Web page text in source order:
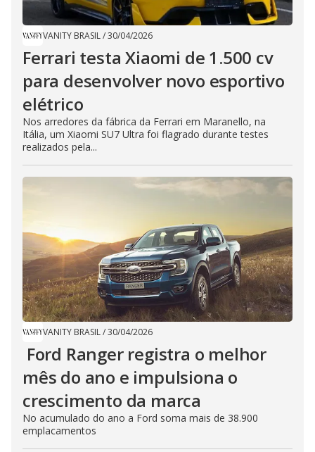
VANITY BRASIL/30/04/2026
Ferrari testa Xiaomi de 1.500 cv
para desenvolver novo esportivo
elétrico
Nos arredores da fábrica da Ferrari em Maranello, na
Itália, um Xiaomi SU7 Ultra foi flagrado durante testes
realizados pela...
VANITY BRASIL/30/04/2026
Ford Ranger registra o melhor
mês do ano e impulsiona o
crescimento da marca
No acumulado do ano a Ford soma mais de 38.900
emplacamentos